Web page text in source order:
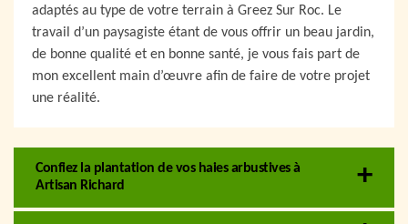
adaptés au type de votre terrain à Greez Sur Roc. Le
travail d’un paysagiste étant de vous offrir un beau jardin,
de bonne qualité et en bonne santé, je vous fais part de
mon excellent main d’œuvre afin de faire de votre projet
une réalité.
Confiez la plantation de vos haies arbustives à
Artisan Richard